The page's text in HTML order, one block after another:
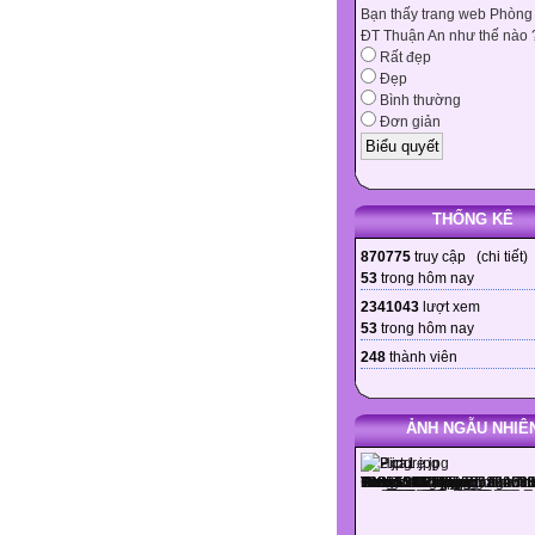
Bạn thấy trang web
ĐT Thuận An như thế nào
Rất đẹp
Đẹp
Bình thường
Đơn giản
THỐNG KÊ
870775 truy cập (chi tiết)
53 trong hôm nay
2341043 lượt xem
53 trong hôm nay
248 thành viên
ẢNH NGẪU